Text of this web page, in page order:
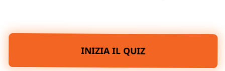
INIZIA IL QUIZ